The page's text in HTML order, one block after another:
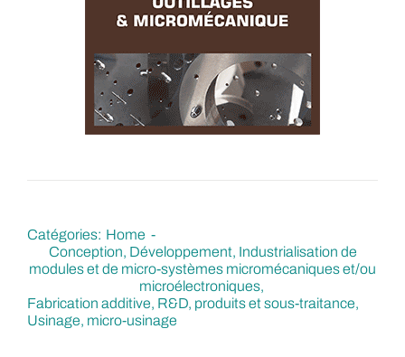
Catégories: Home
Conception, Développement, Industrialisation de
modules et de micro-systèmes micromécaniques et/ou
microélectroniques
Fabrication additive R&D, produits et sous-traitance
Usinage, micro-usinage